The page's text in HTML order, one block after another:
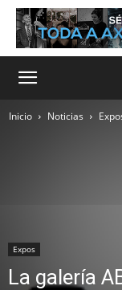
Inicio Noticias
Expos
La galería